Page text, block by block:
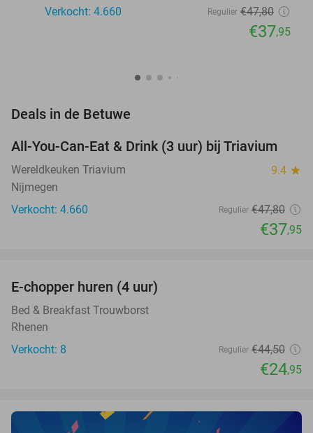
Verkocht: 4.660 Regulier €47,80
€37,95
Deals in de Betuwe
21%
All-You-Can-Eat & Drink (3 uur) bij Triavium
Wereldkeuken Triavium 9.4 star
Nijmegen
Verkocht: 4.660
Regulier €47,80
€37,95
NEW
TODAY
E-chopper huren (4 uur)
Bed & Breakfast Trouwborst
Rhenen
Verkocht: 8
Regulier €44,50
€24,95